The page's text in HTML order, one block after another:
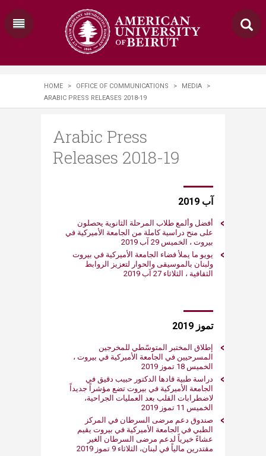
HOME > OFFICE OF COMMUNICATIONS > MEDIA
>
ARABIC PRESS RELEASES 2018-19
Arabic Press
Releases 2018-19
​آب 2019
​أفضل وألمع طلاب المرحلة الثانوية يحصلون
على منح دراسية كاملة من الجامعة الأميركية في
بيروت ​، الخميس 29​ آب 2019
​يويو ما يملأ فضاء الجامعة الأميركية في بيروت
ولبنان بالموسيقى والحوار لتعزيز الروابط
الثقافية ​، الثلاثاء 27 آب 2019
​تموز 2019
​إطلاق المختبر المتوسّطي للمخرجين
المسرحيين في الجامعة الأميركية في بيروت ​،
الخميس 18 تموز 2019
​دراسة طبية قادها الدكتور حبيب دقيق في
الجامعة الأميركية في بيروت تضع مؤشراً جديداً
لاضطرابات القلب بعد العمليات الجراحية​،
الخميس 11 تموز 2019
صندوق دعم مرضى ا​لسرطان في المركز
الطبي في الجامعة الأميركية في بيروت يقيم
عشاءً خيرياً لدعم مرضى السرطان الغير
مقتدرين مالياً في لبنان، الثلاثاء 9​​ تموز​ 2019